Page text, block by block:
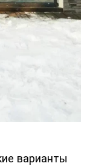
варианты